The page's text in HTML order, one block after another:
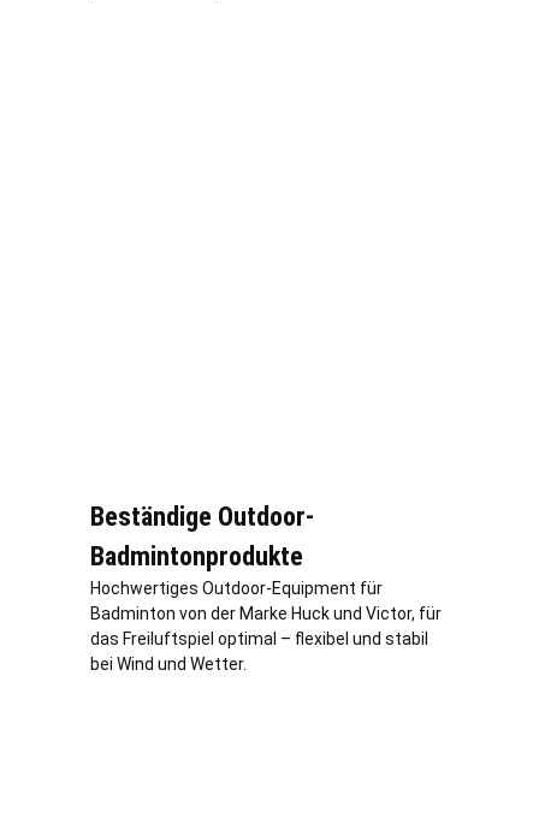
Beständige Outdoor-
Badmintonprodukte
Hochwertiges Outdoor-Equipment für
Badminton von der Marke Huck und Victor, für
das Freiluftspiel optimal – flexibel und stabil
bei Wind und Wetter.